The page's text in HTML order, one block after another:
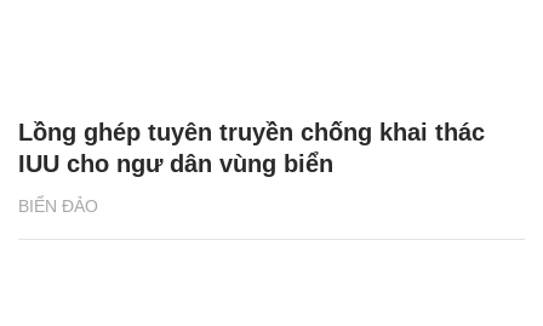
BIỂN ĐẢO
Lồng ghép tuyên truyền chống khai thác
IUU cho ngư dân vùng biển